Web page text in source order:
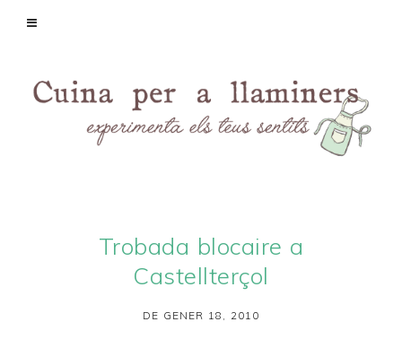
Trobada blocaire a
Castellterçol
DE GENER 18, 2010